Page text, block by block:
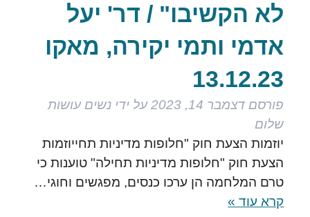
לא הקשיבו" / דר' יעל
אדמי ותמי יקירה, מאקו
13.12.23
פורסם דצמבר 14, 2023 על ידי נשים עושות
שלום
יוזמות הצעת חוק "חלופות מדיניות תחייוזמות
הצעת חוק "חלופות מדיניות תחילה" טוענות כי
טרם המלחמה הן ערכו כנסים, מפגשים וחוגי…
קרא עוד »